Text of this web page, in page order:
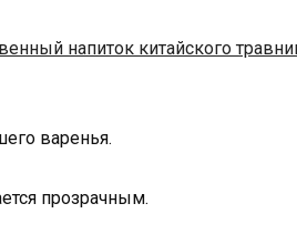
напиток китайского
варенья.
прозрачным.